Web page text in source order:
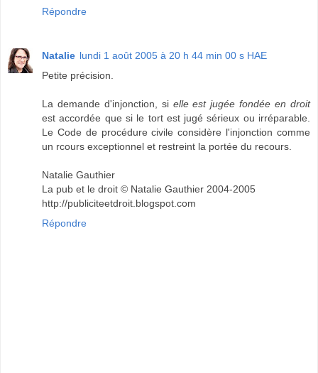
Répondre
Natalie lundi 1 août 2005 à 20 h 44 min 00 s HAE
Petite précision.
La demande d'injonction, si elle est jugée fondée en droit
est accordée que si le tort est jugé sérieux ou irréparable.
Le Code de procédure civile considère l'injonction comme
un rcours exceptionnel et restreint la portée du recours.
Natalie Gauthier
La pub et le droit © Natalie Gauthier 2004-2005
http://publiciteetdroit.blogspot.com
Répondre